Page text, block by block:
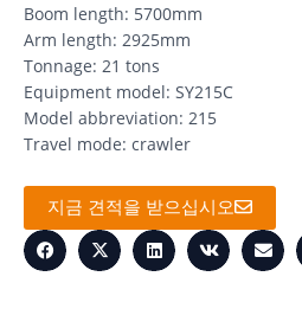
Boom length: 5700mm
Arm length: 2925mm
Tonnage: 21 tons
Equipment model: SY215C
Model abbreviation: 215
Travel mode: crawler
지금 견적을 받으십시오